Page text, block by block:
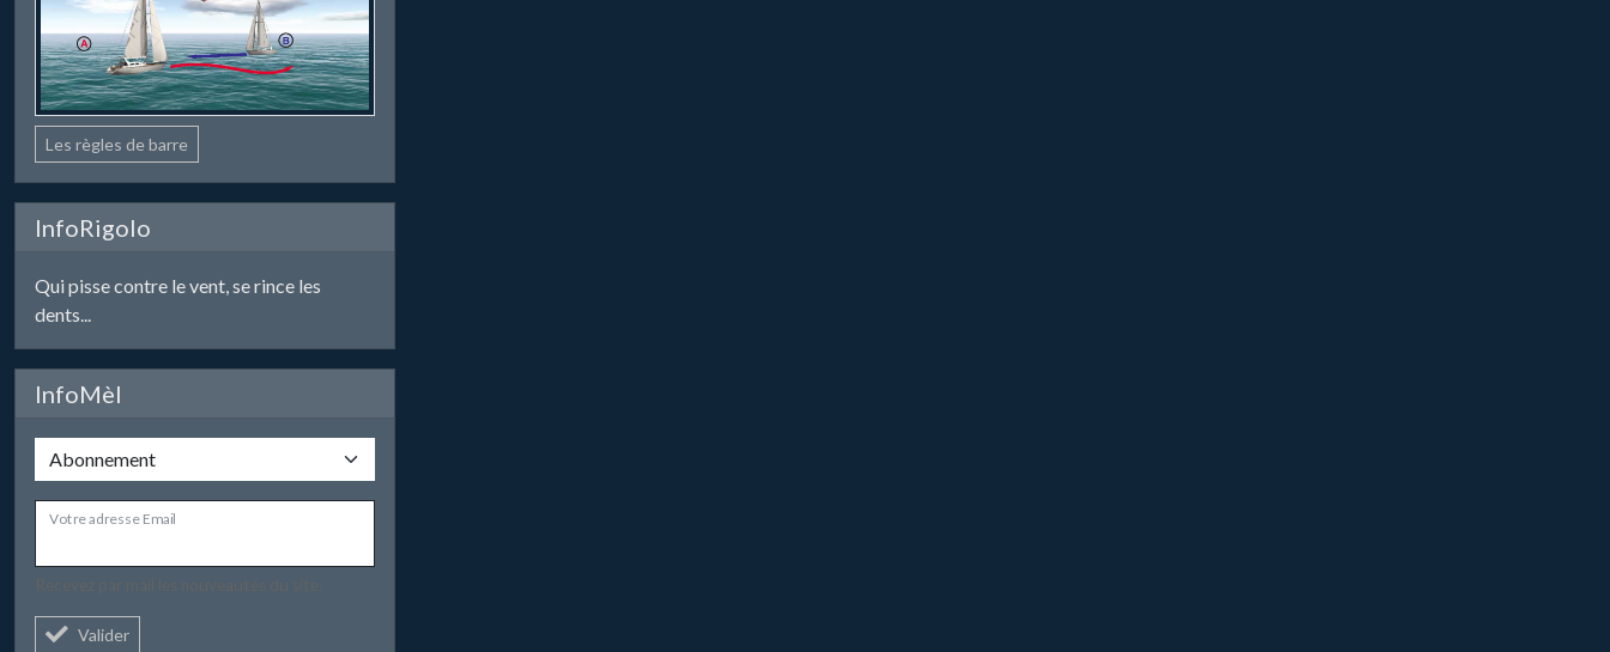
Les règles de barre
InfoRigolo
Qui pisse contre le vent, se rince les
dents...
InfoMèl
Votre adresse Email
Valider